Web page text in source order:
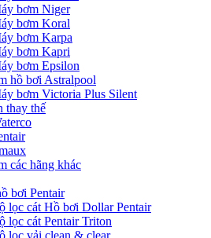
bơm Niger
bơm Koral
bơm Karpa
bơm Kapri
bơm Epsilon
hồ bơi Astralpool
bơm Victoria Plus Silent
thay thế
các hãng khác
bơi Pentair
lọc cát Hồ bơi Dollar Pentair
lọc cát Pentair Triton
lọc vải clean & clear